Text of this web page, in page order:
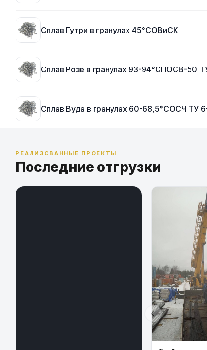
Сплав Гутри в гранулах 45°CОВиСК
Сплав Розе в гранулах 93-94°CПОСВ-50
Сплав Вуда в гранулах 60-68,5°CОСЧ ТУ
РЕАЛИЗОВАННЫЕ ПРОЕКТЫ
Последние отгрузки